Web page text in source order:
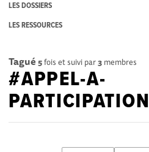
LES DOSSIERS
LES RESSOURCES
Tagué 5fois et suivi par3 membres
#APPEL-A-
PARTICIPATION